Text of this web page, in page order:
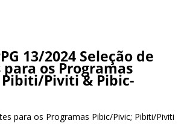
13/2024 Seleção de
os Programas
Piviti & Pibic-
para os Programas Pibic/Pivic; Pibiti/Piviti